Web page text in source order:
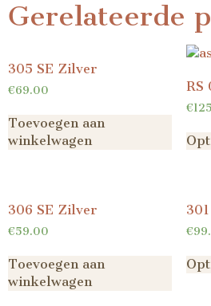
Gerelateerde
305 SE Zilver
€69.00
Toevoegen aan
winkelwagen
RS
€
306 SE Zilver
€59.00
Toevoegen aan
winkelwagen
€